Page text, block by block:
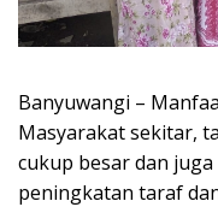
Banyuwangi –
Masyarakat sekitar,
cukup besar dan
peningkatan taraf